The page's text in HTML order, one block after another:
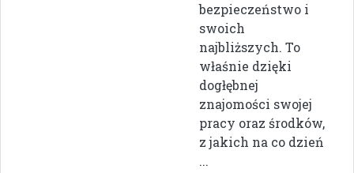
bezpieczeństwo i
swoich
najbliższych. To
właśnie dzięki
dogłębnej
znajomości swojej
pracy oraz środków,
z jakich na co dzień
...